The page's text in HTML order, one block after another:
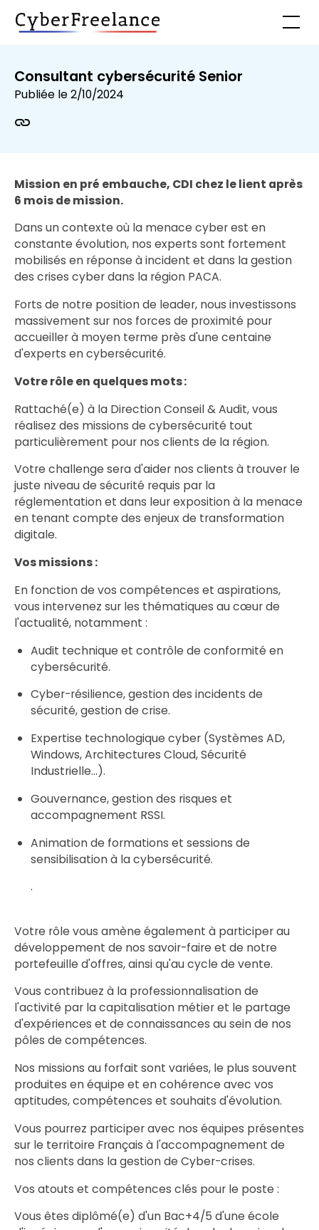
Consultant cybersécurité Senior
Publiée le2/10/2024
Mission en pré embauche, CDI chez le lient après
6 mois de mission.
Dans un contexte où la menace cyber est en
constante évolution, nos experts sont fortement
mobilisés en réponse à incident et dans la gestion
des crises cyber dans la région PACA.
Forts de notre position de leader, nous investissons
massivement sur nos forces de proximité pour
accueiller à moyen terme près d'une centaine
d'experts en cybersécurité.
Votre rôle en quelques mots :
Rattaché(e) à la Direction Conseil & Audit, vous
réalisez des missions de cybersécurité tout
particulièrement pour nos clients de la région.
Votre challenge sera d'aider nos clients à trouver le
juste niveau de sécurité requis par la
réglementation et dans leur exposition à la menace
en tenant compte des enjeux de transformation
digitale.
Vos missions :
En fonction de vos compétences et aspirations,
vous intervenez sur les thématiques au cœur de
l'actualité, notamment :
Audit technique et contrôle de conformité en
cybersécurité.
Cyber-résilience, gestion des incidents de
sécurité, gestion de crise.
Expertise technologique cyber (Systèmes AD,
Windows, Architectures Cloud, Sécurité
Industrielle…).
Gouvernance, gestion des risques et
accompagnement RSSI.
Animation de formations et sessions de
sensibilisation à la cybersécurité.
.
Votre rôle vous amène également à participer au
développement de nos savoir-faire et de notre
portefeuille d'offres, ainsi qu'au cycle de vente.
Vous contribuez à la professionnalisation de
l'activité par la capitalisation métier et le partage
d'expériences et de connaissances au sein de nos
pôles de compétences.
Nos missions au forfait sont variées, le plus souvent
produites en équipe et en cohérence avec vos
aptitudes, compétences et souhaits d'évolution.
Vous pourrez participer avec nos équipes présentes
sur le territoire Français à l'accompagnement de
nos clients dans la gestion de Cyber-crises.
Vos atouts et compétences clés pour le poste :
Vous êtes diplômé(e) d'un Bac+4/5 d'une école